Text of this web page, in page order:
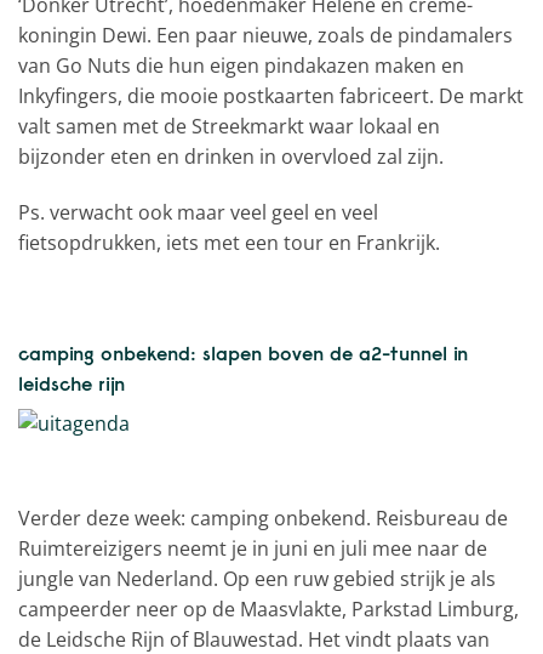
koningin Dewi. Een paar nieuwe, zoals de pindamalers
van Go Nuts die hun eigen pindakazen maken en
Inkyfingers, die mooie postkaarten fabriceert. De markt
valt samen met de Streekmarkt waar lokaal en
bijzonder eten en drinken in overvloed zal zijn.
Ps. verwacht ook maar veel geel en veel
fietsopdrukken, iets met een tour en Frankrijk.
camping onbekend: slapen boven de a2-tunnel in
leidsche rijn
Verder deze week: camping onbekend. Reisbureau de
Ruimtereizigers neemt je in juni en juli mee naar de
jungle van Nederland. Op een ruw gebied strijk je als
campeerder neer op de Maasvlakte, Parkstad Limburg,
de Leidsche Rijn of Blauwestad. Het vindt plaats van